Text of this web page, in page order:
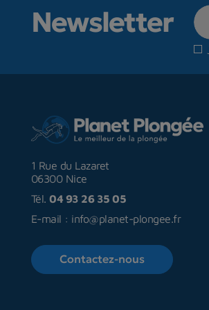
Newsletter
1 Rue du Lazaret
06300 Nice
Tél. 04 93 26 35 05
E-mail : info@planet-plongee.fr
Contactez-nous